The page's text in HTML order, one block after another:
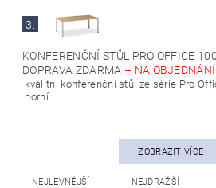
3.
KONFERENČNÍ STŮL PRO OFFICE
DOPRAVA ZDARMA – NA OBJEDNÁNÍ
kvalitní konferenční stůl ze série Pro
horní...
ZOBRAZIT VÍCE
NEJLEVNĚJŠÍ NEJDRAŽŠÍ